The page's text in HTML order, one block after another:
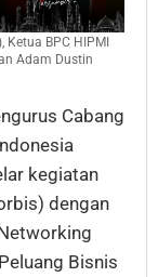
BPC HIPMI
Adam Dustin
Cabang
kegiatan
dengan
Bisnis